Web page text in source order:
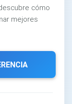
cómo
mejores